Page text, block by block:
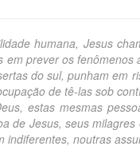
humana, Jesus
prever os
do sul, punham em
de tê-las sob
mesmas pessoas
de Jesus, seus
noutras